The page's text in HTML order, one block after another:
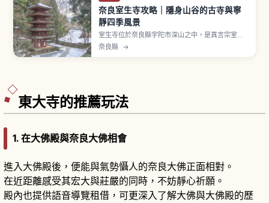
奈良室生寺攻略｜隱身山谷的古寺與寧
靜四季風景
室生寺位於奈良縣宇陀市深山之中，是真言宗室生
寺派大本山，以「女人高野」之名廣為人知。在高
奈良縣 →
東大寺的推薦玩法
1. 在大佛殿與奈良大佛相會
進入大佛殿後，便能與氣勢懾人的奈良大佛正面相對。
在近距離感受其宏大與莊嚴的同時，不妨靜心祈願。
殿內也提供語音導覽租借，可更深入了解大佛與大佛殿的歷